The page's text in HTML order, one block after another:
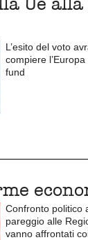
L’esito del voto
compiere
fund
Confronto politico
pareggio alle
vanno affrontati